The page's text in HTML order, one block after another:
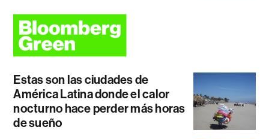
Estas son las ciudades de
América Latina donde el calor
nocturno hace perder más horas
de sueño